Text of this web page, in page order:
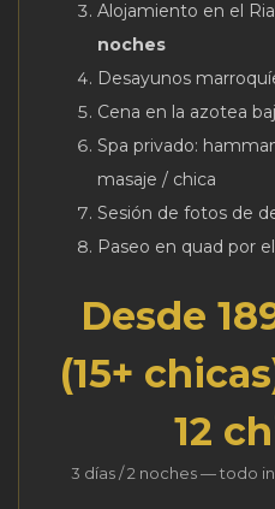
Alojamiento en el
noches
Desayunos
Cena en la azotea
Spa privado:
masaje / chica
Sesión de fotos de
Paseo en quad por
Desde
(15+
12
3 días / 2 noches — todo